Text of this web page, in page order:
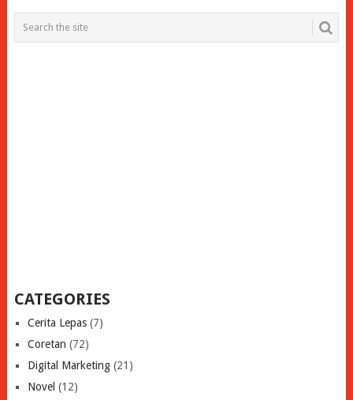
POSTS
NAVIGATION
CATEGORIES
Cerita Lepas(7)
Coretan (72)
Digital Marketing(21)
Novel (12)